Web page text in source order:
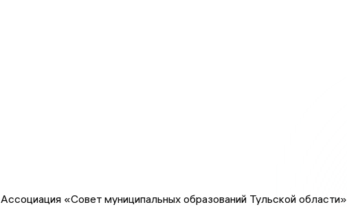
Ассоциация «Совет муниципальных образований Тульской области»